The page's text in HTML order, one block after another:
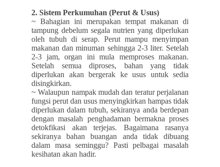
2. Sistem Perkumuhan (Perut & Usus)
~ Bahagian ini merupakan tempat makanan di
tampung debelum segala nutrien yang diperlukan
oleh tubuh di serap. Perut mampu menyimpan
makanan dan minuman sehingga 2-3 liter. Setelah
2-3 jam, organ ini mula memproses makanan.
Setelah semua diproses, bahan yang tidak
diperlukan akan bergerak ke usus untuk sedia
disingkirkan.
~ Walaupun nampak mudah dan teratur perjalanan
fungsi perut dan usus menyingkirkan hampas tidak
diperlukan dalam tubuh, sekiranya anda berdepan
dengan masalah penghadaman bermakna proses
detokfikasi akan terjejas. Bagaimana rasanya
sekiranya bahan buangan anda tidak dibuang
dalam masa seminggu? Pasti pelbagai masalah
kesihatan akan hadir.